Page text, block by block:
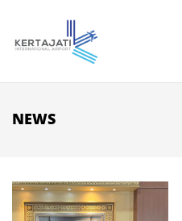
NEWS